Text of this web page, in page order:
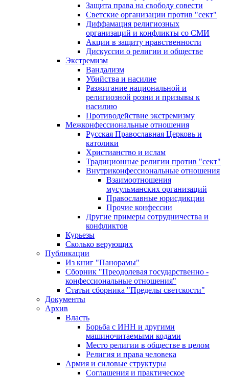
Защита права на свободу совести
Светские организации против "сект"
Диффамация религиозных
организаций и конфликты со СМИ
Акции в защиту нравственности
Дискуссии о религии и обществе
Экстремизм
Вандализм
Убийства и насилие
Разжигание национальной и
религиозной розни и призывы к
насилию
Противодействие экстремизму
Межконфессиональные отношения
Русская Православная Церковь и
католики
Христианство и ислам
Традиционные религии против "сект"
Внутриконфессиональные отношения
Взаимоотношения
мусульманских организаций
Православные юрисдикции
Прочие конфессии
Другие примеры сотрудничества и
конфликтов
Курьезы
Сколько верующих
Публикации
Из книг "Панорамы"
Сборник "Преодолевая государственно -
конфессиональные отношения"
Статьи сборника "Пределы светскости"
Документы
Архив
Власть
Борьба с ИНН и другими
машиночитаемыми кодами
Место религии в обществе в целом
Религия и права человека
Армия и силовые структуры
Соглашения и практическое